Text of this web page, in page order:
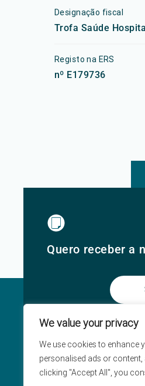
We value your privacy
We use cookies to enhance
personalised ads or
clicking "Accept All", you
Designação fiscal
Trofa Saúde
Registo na ERS
nº E179736
Quero receber a